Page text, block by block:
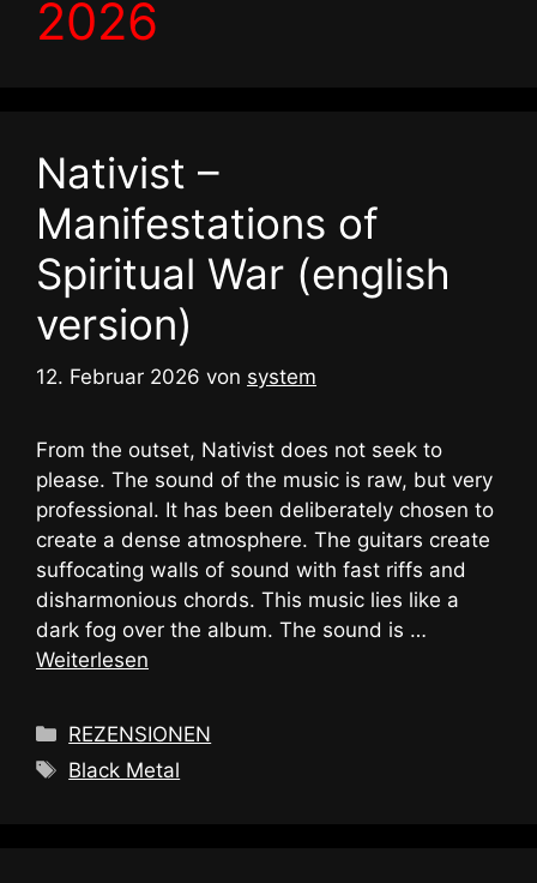
2026
Nativist –
Manifestations of
Spiritual War (english
version)
12. Februar 2026 von system
From the outset, Nativist does not seek to
please. The sound of the music is raw, but very
professional. It has been deliberately chosen to
create a dense atmosphere. The guitars create
suffocating walls of sound with fast riffs and
disharmonious chords. This music lies like a
dark fog over the album. The sound is …
Weiterlesen
Kategorien
REZENSIONEN
Schlagwörter
Black Metal